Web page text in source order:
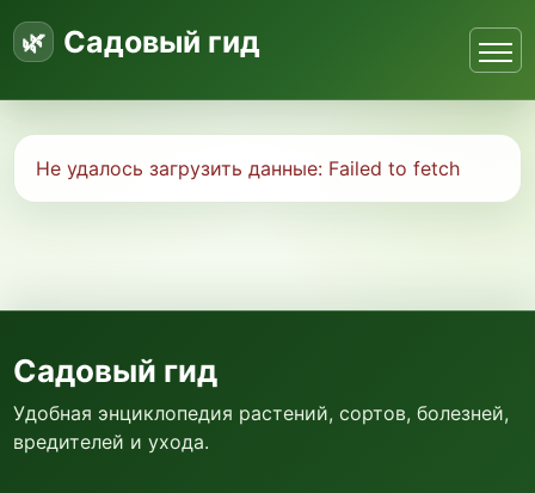
Садовый гид
Не удалось загрузить данные: Failed to fetch
Садовый гид
Удобная энциклопедия растений, сортов, болезней,
вредителей и ухода.